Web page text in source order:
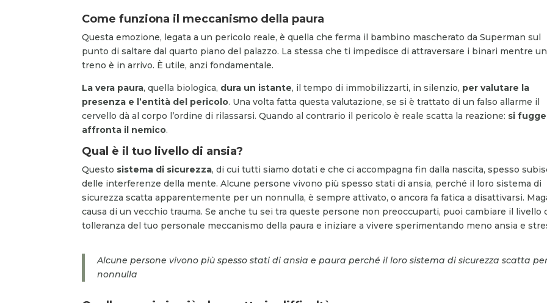
Come funziona il meccanismo della paura
Questa emozione, legata a un pericolo reale, è quella che ferma il bambino mascherato da Superman sul
punto di saltare dal quarto piano del palazzo. La stessa che ti impedisce di attraversare i binari mentre un
treno è in arrivo. È utile, anzi fondamentale.
La vera paura, quella biologica, dura un istante, il tempo di immobilizzarti, in silenzio, per valutare la
presenza e l’entità del pericolo. Una volta fatta questa valutazione, se si è trattato di un falso allarme il
cervello dà al corpo l’ordine di rilassarsi. Quando al contrario il pericolo è reale scatta la reazione: si
affronta il nemico.
Qual è il tuo livello di ansia?
Questo sistema di sicurezza, di cui tutti siamo dotati e che ci accompagna fin dalla nascita, spesso
delle interferenze della mente. Alcune persone vivono più spesso stati di ansia, perché il loro sistema di
sicurezza scatta apparentemente per un nonnulla, è sempre attivato, o ancora fa fatica a disattivarsi.
causa di un vecchio trauma. Se anche tu sei tra queste persone non preoccuparti, puoi cambiare il livello
tolleranza del tuo personale meccanismo della paura e iniziare a vivere sperimentando meno ansia e
Alcune persone vivono più spesso stati di ansia e paura perché il loro sistema di sicurezza scatta
nonnulla